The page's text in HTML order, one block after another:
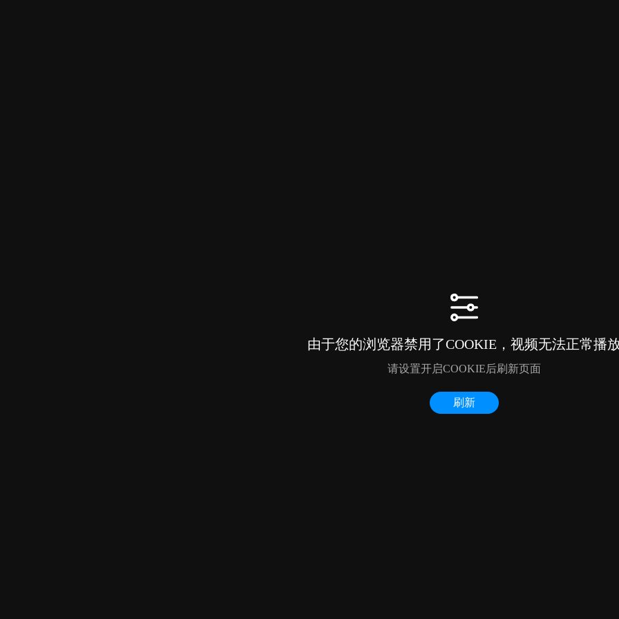
由于您的浏览器禁用了COOKIE，视频无法正常播
请设置开启COOKIE后刷新页面
刷新